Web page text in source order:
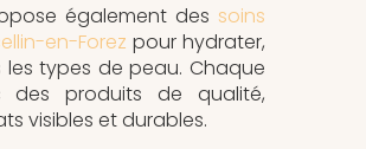
également des soins
en-Forez pour hydrater,
les types de peau. Chaque
des produits de qualité,
visibles et durables.